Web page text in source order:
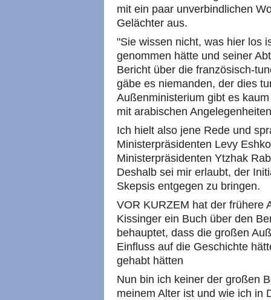
mit ein paar unverbindlichen
Gelächter aus.
"Sie wissen nicht, was hier los
genommen hätte und seiner
Bericht über die französisch-
gäbe es niemanden, der dies
Außenministerium gibt es
mit arabischen
Ich hielt also jene Rede und
Ministerpräsidenten Levy
Ministerpräsidenten Ytzhak
Deshalb sei mir erlaubt, der
Skepsis entgegen zu bringen.
VOR KURZEM hat der frühere
Kissinger ein Buch über den
behauptet, dass die großen
Einfluss auf die Geschichte
gehabt hätten
Nun bin ich keiner der großen
meinem Alter ist und wie ich in